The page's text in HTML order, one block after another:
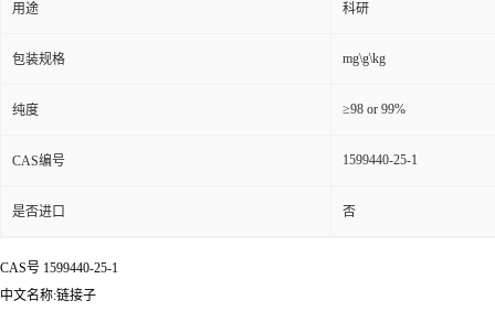
用途 科研
包装规格 mg\g\kg
纯度 ≥98 or 99%
CAS编号 1599440-25-1
是否进口 否
CAS号 1599440-25-1
中文名称:链接子